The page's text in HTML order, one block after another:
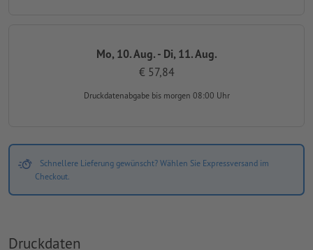
Mo, 10. Aug. - Di, 11. Aug.
€ 57,84
Druckdatenabgabe bis morgen 08:00 Uhr
Schnellere Lieferung gewünscht? Wählen Sie Expressversand im
Checkout.
Druckdaten